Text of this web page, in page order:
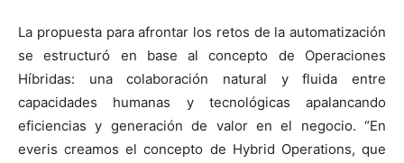
La propuesta para afrontar los retos de la automatización
se estructuró en base al concepto de Operaciones
Híbridas: una colaboración natural y fluida entre
capacidades humanas y tecnológicas apalancando
eficiencias y generación de valor en el negocio. “En
everis creamos el concepto de Hybrid Operations, que